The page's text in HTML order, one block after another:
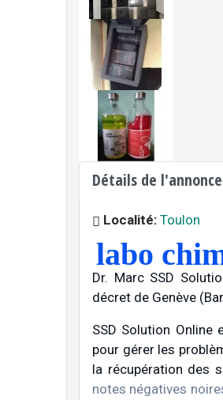
Détails de l'annonce
Localité: Toulon
labo
Dr. Marc SSD
décret de Genève
SSD Solution
pour gérer les
la récupération des
notes négatives